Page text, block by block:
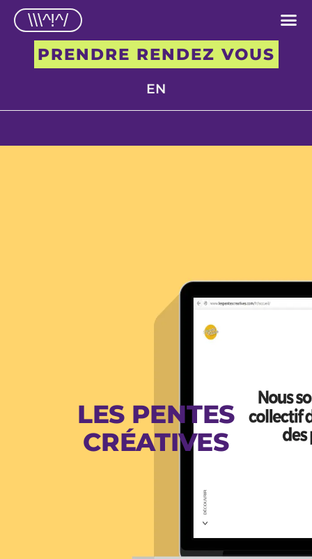
\\\^!^/
PRENDRE RENDEZ VOUS
EN
LES PENTES
CRÉATIVES